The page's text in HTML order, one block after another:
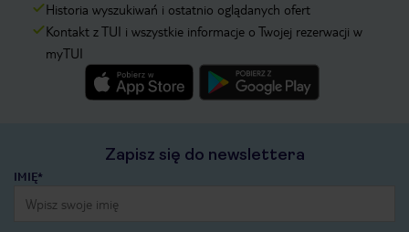
Historia wyszukiwań i ostatnio oglądanych ofert
Kontakt z TUI i wszystkie informacje o Twojej rezerwacji w
myTUI
Zapisz się do newslettera
IMIĘ*